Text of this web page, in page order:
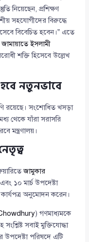
নিয়েছেন, প্রশিক্ষণ
সহযোগীদের বিরুদ্ধে
বিবেচিত হবেন।” এতে
জামায়াতে ইসলামী
শক্তি হিসেবে উল্লেখ
নতুনভাবে
রয়েছে। সংশোধিত খসড়া
থেকে যাঁরা সরাসরি
মন্ত্রণালয়।
জামুকার
১০ মার্চ উপদেষ্টা
কার্যপত্র অনুমোদন করেন।
) গণমাধ্যমকে
সবাই মুক্তিযোদ্ধা
পরিষদে এটি